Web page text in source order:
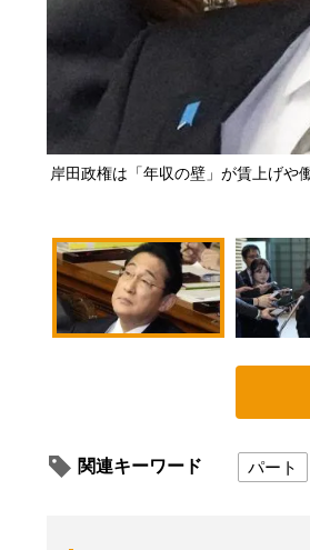
岸田政権は「年収の壁」が賃上げや
関連キーワード パート